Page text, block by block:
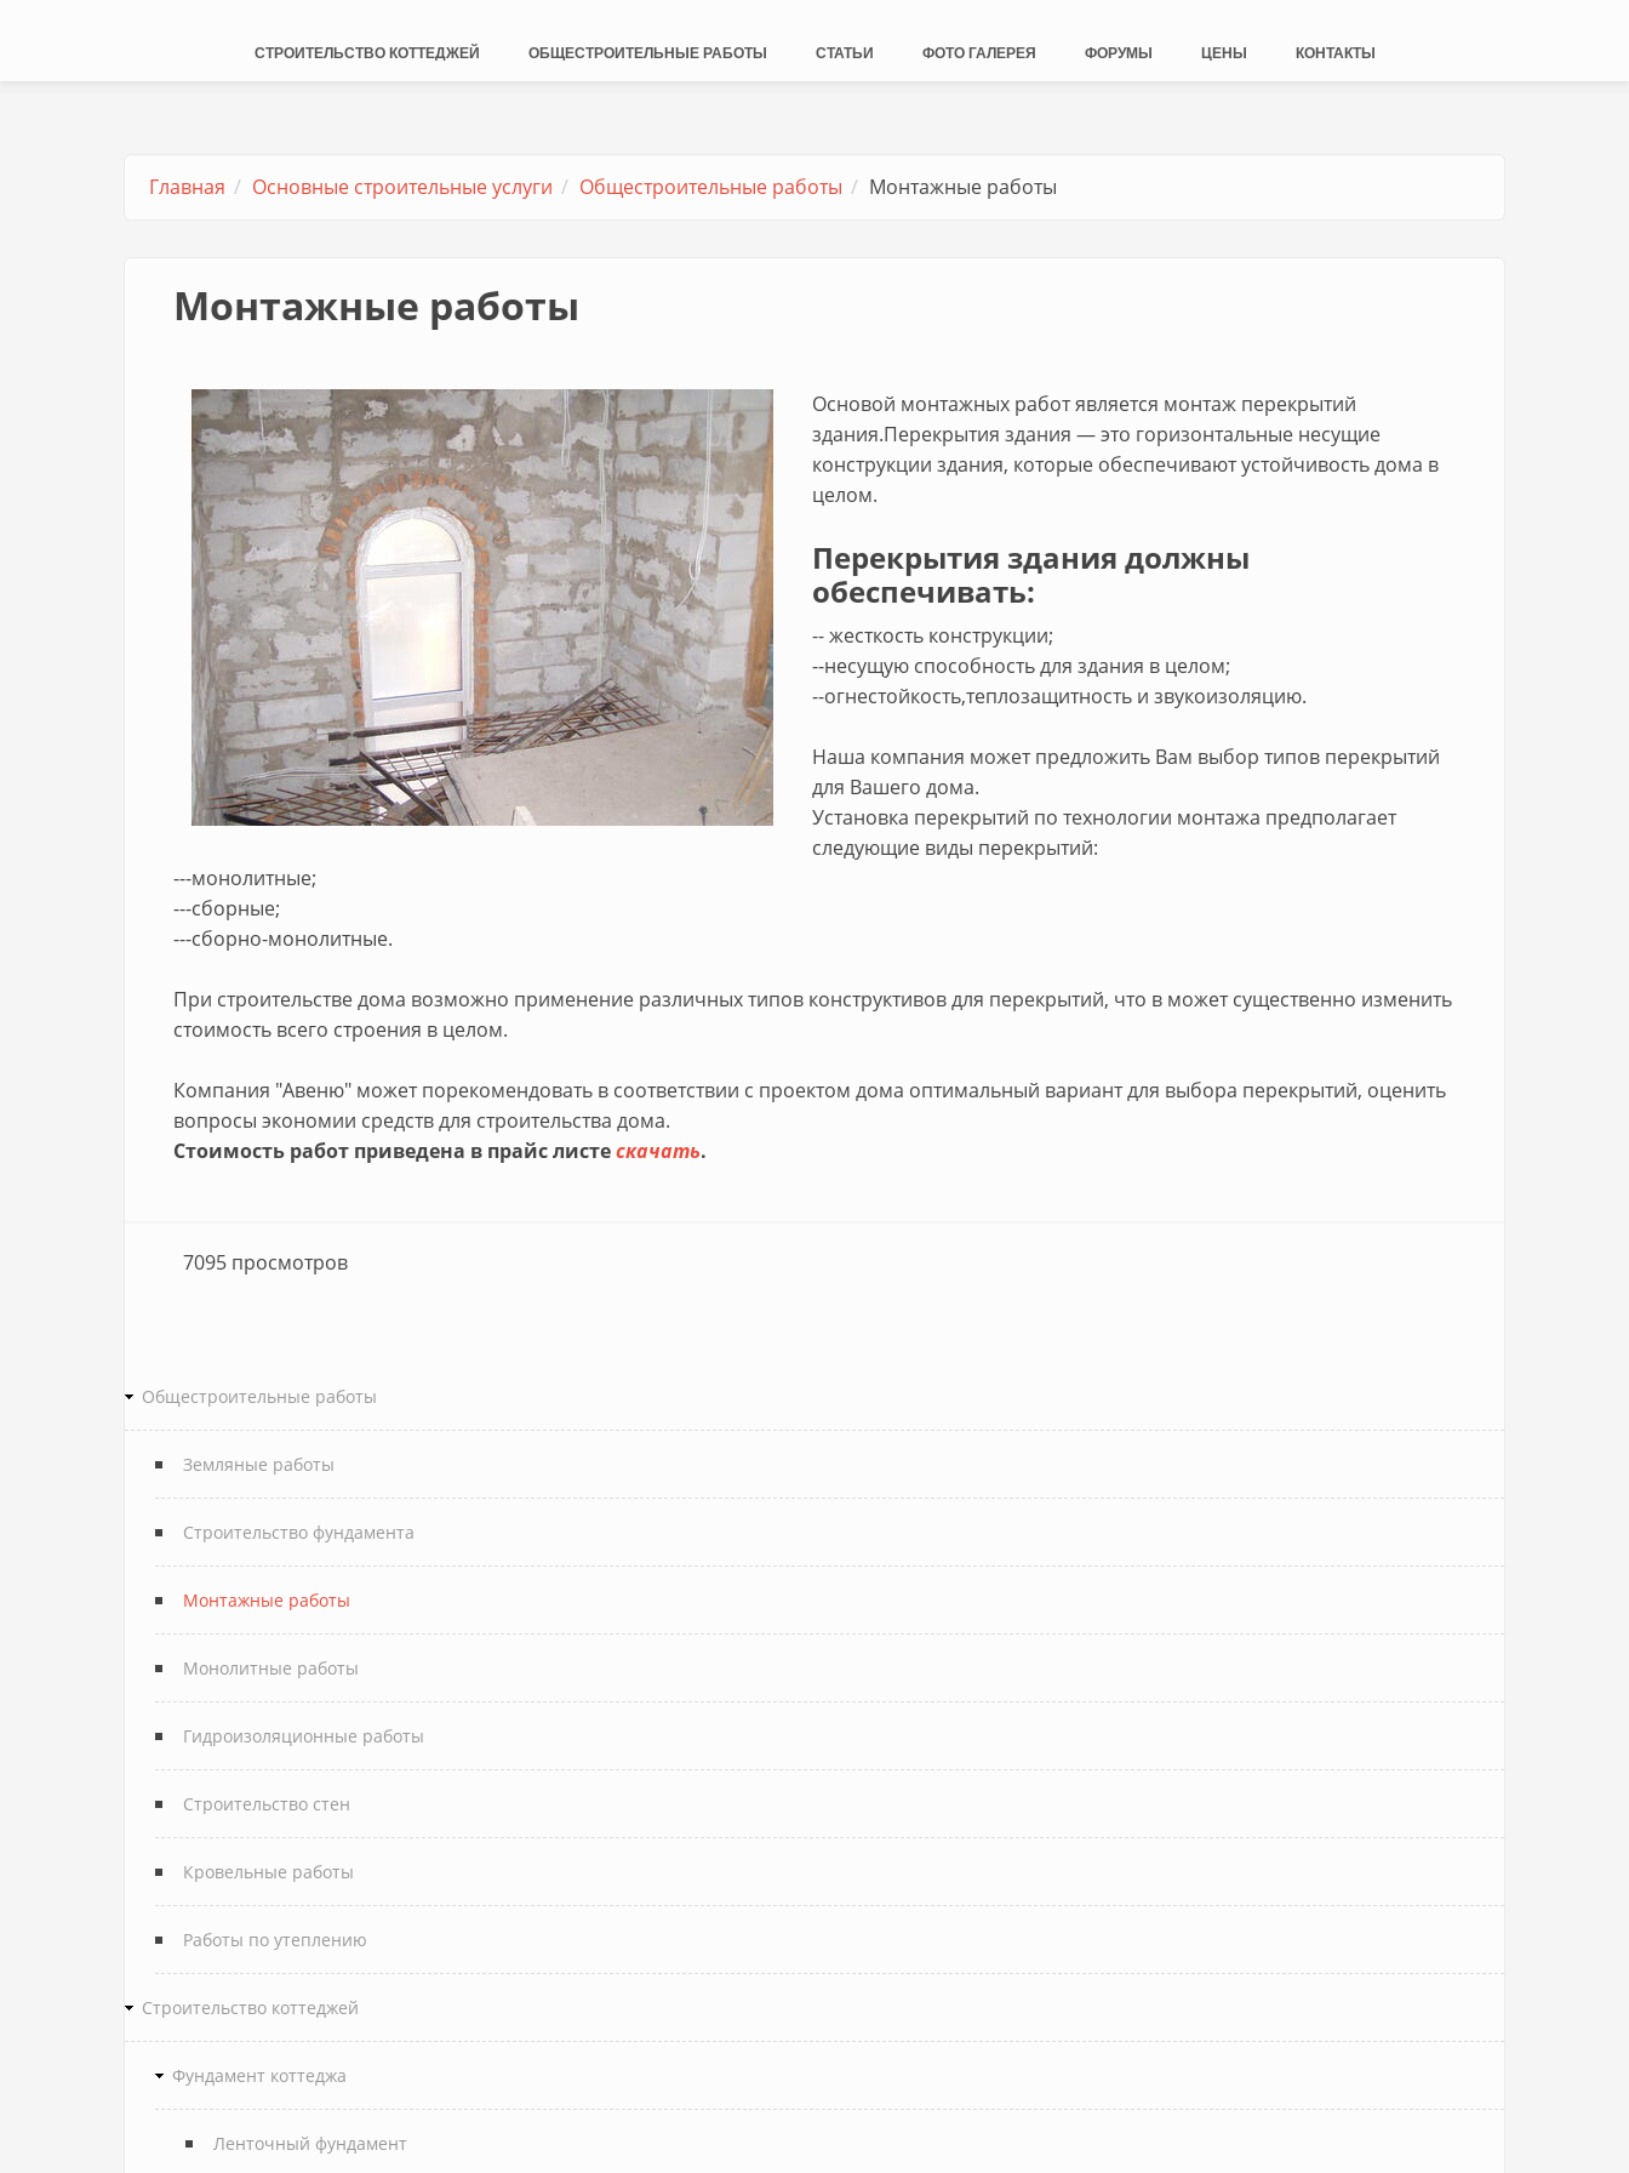
СТРОИТЕЛЬСТВО КОТТЕДЖЕЙ ОБЩЕСТРОИТЕЛЬНЫЕ РАБОТЫ СТАТЬИ ФОТО ГАЛЕРЕЯ ФОРУМЫ ЦЕНЫ КОНТАКТЫ
Главная Основные строительные услуги Общестроительные работы Монтажные работы
Монтажные работы
Основой монтажных работ является монтаж перекрытий
здания.Перекрытия здания — это горизонтальные несущие
конструкции здания, которые обеспечивают устойчивость дома в
целом.
Перекрытия здания должны
обеспечивать:
-- жесткость конструкции;
--несущую способность для здания в целом;
--огнестойкость,теплозащитность и звукоизоляцию.
Наша компания может предложить Вам выбор типов перекрытий
для Вашего дома.
Установка перекрытий по технологии монтажа предполагает
следующие виды перекрытий:
---монолитные;
---сборные;
---сборно-монолитные.
При строительстве дома возможно применение различных типов конструктивов для перекрытий, что в может существенно изменить
стоимость всего строения в целом.
Компания "Авеню" может порекомендовать в соответствии с проектом дома оптимальный вариант для выбора перекрытий, оценить
вопросы экономии средств для строительства дома.
Стоимость работ приведена в прайс листескачать.
7095 просмотров
Общестроительные работы
Земляные работы
Строительство фундамента
Монтажные работы
Монолитные работы
Гидроизоляционные работы
Строительство стен
Кровельные работы
Работы по утеплению
Строительство коттеджей
Фундамент коттеджа
Ленточный фундамент